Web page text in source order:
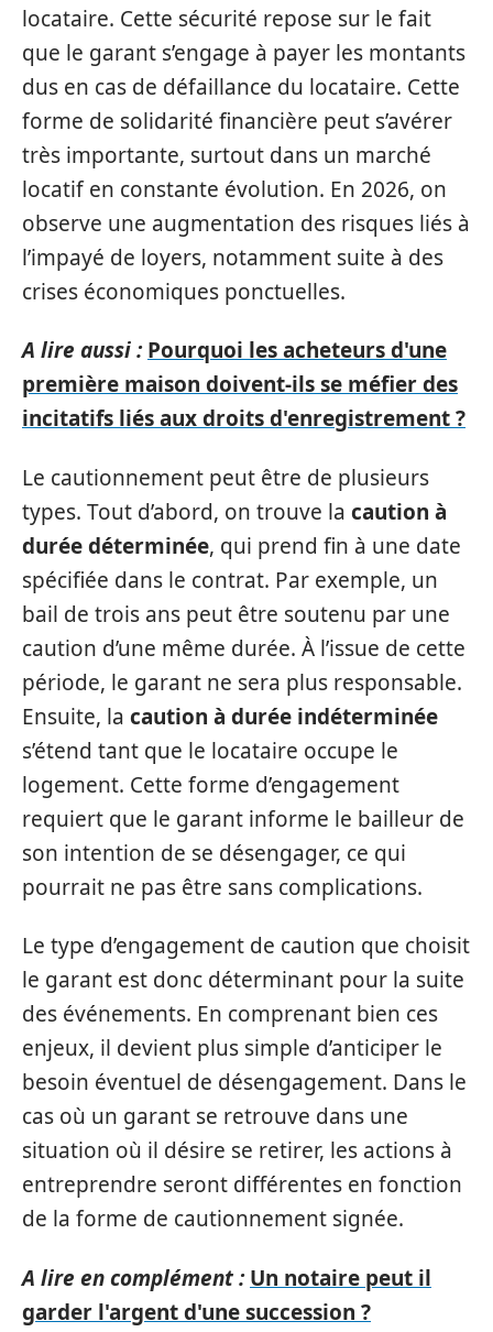
locataire. Cette sécurité repose sur le fait
que le garant s’engage à payer les montants
dus en cas de défaillance du locataire. Cette
forme de solidarité financière peut s’avérer
très importante, surtout dans un marché
locatif en constante évolution. En 2026, on
observe une augmentation des risques liés à
l’impayé de loyers, notamment suite à des
crises économiques ponctuelles.
A lire aussi : Pourquoi les acheteurs d'une
première maison doivent-ils se méfier des
incitatifs liés aux droits d'enregistrement ?
Le cautionnement peut être de plusieurs
types. Tout d’abord, on trouve la caution à
durée déterminée, qui prend fin à une date
spécifiée dans le contrat. Par exemple, un
bail de trois ans peut être soutenu par une
caution d’une même durée. À l’issue de cette
période, le garant ne sera plus responsable.
Ensuite, la caution à durée indéterminée
s’étend tant que le locataire occupe le
logement. Cette forme d’engagement
requiert que le garant informe le bailleur de
son intention de se désengager, ce qui
pourrait ne pas être sans complications.
Le type d’engagement de caution que choisit
le garant est donc déterminant pour la suite
des événements. En comprenant bien ces
enjeux, il devient plus simple d’anticiper le
besoin éventuel de désengagement. Dans le
cas où un garant se retrouve dans une
situation où il désire se retirer, les actions à
entreprendre seront différentes en fonction
de la forme de cautionnement signée.
A lire en complément : Un notaire peut il
garder l'argent d'une succession ?